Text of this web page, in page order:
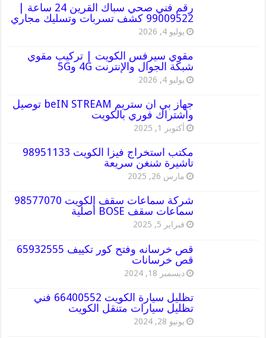
رقم فني صحي سباك القرين 24 ساعة |
99009522 كشف تسربات وتسليك مجاري
يوليو 4, 2026
مقوي سيرفس الكويت | تركيب مقوي
شبكة الجوال والإنترنت 4G و5G
يوليو 4, 2026
جهاز بي ان ستريم beIN STREAM توصيل
واشتراك فوري بالكويت
أكتوبر 1, 2025
مكتب استخراج فيزا الكويت 98951133
تاشيرة شنغن سريعة
مارس 26, 2025
شركة سماعات سقف الكويت 98577070
سماعات سقف BOSE أصلية
فبراير 5, 2025
قص خرسانه وفتح كور تكييف 65932555
قص خرسانات
ديسمبر 18, 2024
تظليل سيارة الكويت 66400552 فني
تظليل سيارات متنقل الكويت
يونيو 28, 2024